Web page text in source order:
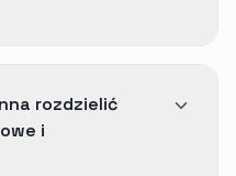
decyzji i to, czy
poprawiają
to znaczenie.
rozdzielić
i